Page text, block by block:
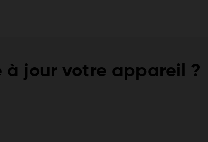
à jour votre appareil ?